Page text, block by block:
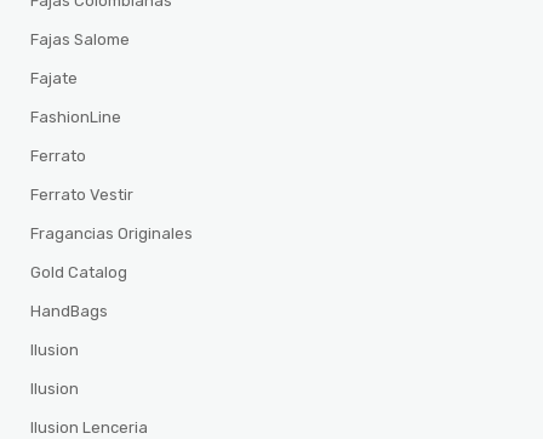
Fajas Salome
Fajate
FashionLine
Ferrato
Ferrato Vestir
Fragancias Originales
Gold Catalog
HandBags
Ilusion
Ilusion
Ilusion Lenceria